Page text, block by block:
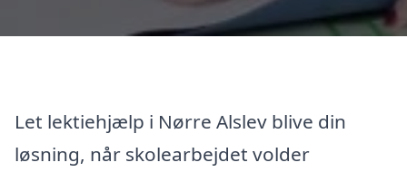
Let lektiehjælp i Nørre Alslev blive din
løsning, når skolearbejdet volder